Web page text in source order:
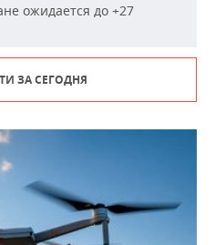
ожидается до +27
ЗА СЕГОДНЯ